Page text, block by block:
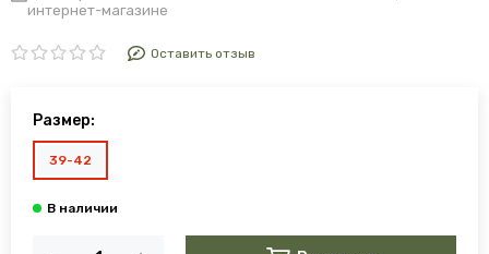
интернет-магазине
Оставить отзыв
Размер:
39-42